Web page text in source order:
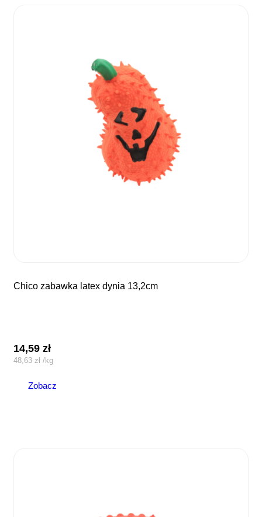
chico zabawka latex dynia 13,2cm
14,59zł
48,63zł /kg
Zobacz